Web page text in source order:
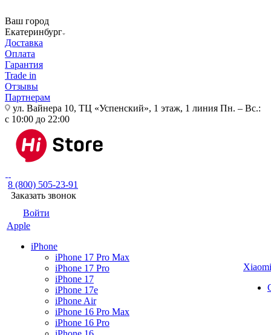
Ваш город
Екатеринбург
Доставка
Оплата
Гарантия
Trade in
Отзывы
Партнерам
ул. Вайнера 10, ТЦ «Успенский», 1 этаж, 1 линия Пн. – Вс.:
с 10:00 до 22:00
8 (800) 505-23-91
Заказать звонок
Войти
Apple
iPhone
iPhone 17 Pro Max
iPhone 17 Pro
iPhone 17
iPhone 17e
iPhone Air
iPhone 16 Pro Max
iPhone 16 Pro
Xiaomi